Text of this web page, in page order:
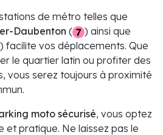
de métro telles que
Daubenton (
) ainsi que
) facilite vos déplacements. Que
le quartier latin ou profiter des
vous serez toujours à proximité
moto sécurisé, vous optez
et pratique. Ne laissez pas le